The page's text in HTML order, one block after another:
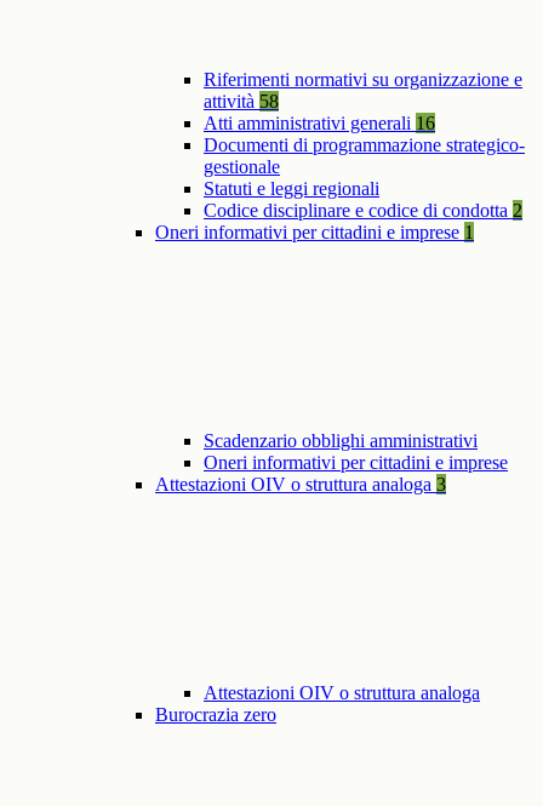
Riferimenti normativi su organizzazione e
attività 58
Atti amministrativi generali 16
Documenti di programmazione strategico-
gestionale
Statuti e leggi regionali
Codice disciplinare e codice di condotta 2
Oneri informativi per cittadini e imprese 1
Scadenzario obblighi amministrativi
Oneri informativi per cittadini e imprese
Attestazioni OIV o struttura analoga 3
Attestazioni OIV o struttura analoga
Burocrazia zero